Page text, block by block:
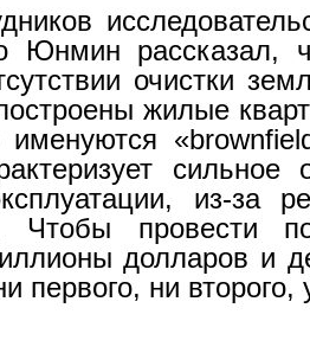
Юнмин рассказал,
очистки
жилые
сильное
из-за
провести
долларов и
первого, ни второго,